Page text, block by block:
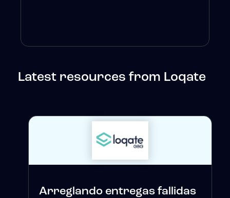
Latest resources from Loqate
Arreglando entregas fallidas